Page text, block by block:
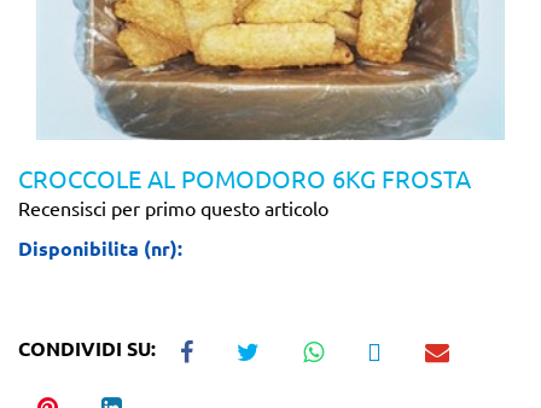
CROCCOLE AL POMODORO 6KG FROSTA
Recensisci per primo questo articolo
Disponibilita (nr):
CONDIVIDI SU: